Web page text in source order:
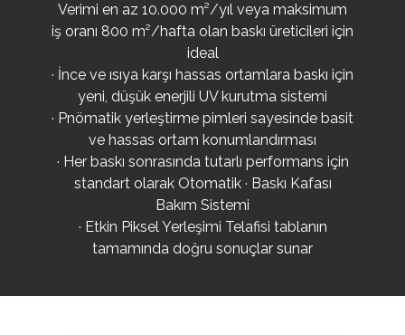
Verimi en az 10.000 m²/yıl veya maksimum
iş oranı 800 m²/hafta olan baskı üreticileri için
ideal
· İnce ve ısıya karşı hassas ortamlara baskı için
yeni, düşük enerjili UV kurutma sistemi
· Pnömatik yerleştirme pimleri sayesinde basit
ve hassas ortam konumlandırması
· Her baskı sonrasında tutarlı performans için
standart olarak Otomatik · Baskı Kafası
Bakım Sistemi
· Etkin Piksel Yerleşimi Telafisi tablanın
tamamında doğru sonuçlar sunar